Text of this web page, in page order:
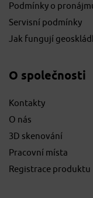
Podmínky o
Servisní podmínky
Jak fungují
O společnosti
Kontakty
O nás
3D skenování
Pracovní místa
Registrace produktu